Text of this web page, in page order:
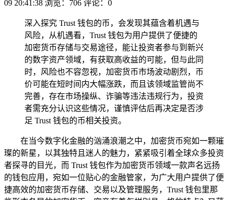
09 20:41:38 浏览：706 评论：0
深入探究 Trust 钱包的币，会发现其蕴含着机遇与
风险，从机遇看，Trust 钱包为用户提供了便捷的
加密货币存储与交易途径，能让投资者参与到新兴
的数字资产领域，有获取高收益的可能，但与此同
时，风险也不容忽视，加密货币市场波动剧烈，币
价可能在短时间内大幅涨跌，而且该领域监管尚不
完善，存在市场操纵、诈骗等违法违规行为，投资
者需充分认识这些情况，谨慎评估后再决定是否涉
足 Trust 钱包的币相关投资。
在当今数字化金融的汹涌浪潮之中，加密货币宛如一颗璀
璨的新星，以其独特且迷人的魅力，紧紧吸引着全球众多投资
者探寻的目光，而 Trust 钱包作为加密货币领域一款声名远扬
的钱包应用，宛如一位贴心的金融管家，为广大用户提供了便
捷高效的加密货币存储、交易以及管理服务，Trust 钱包里那